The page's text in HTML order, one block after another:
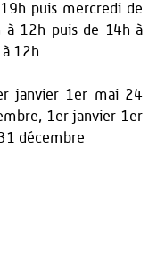
puis mercredi de
à 12h puis de 14h à
12h
janvier 1er mai 24
1er janvier 1er
décembre